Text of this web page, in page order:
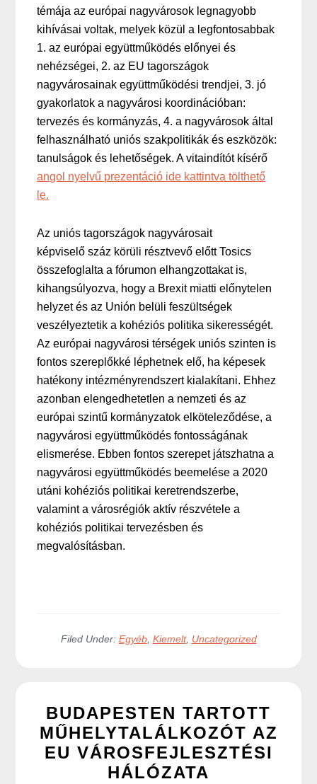
témája az európai nagyvárosok legnagyobb
kihívásai voltak, melyek közül a legfontosabbak
1. az európai együttműködés előnyei és
nehézségei, 2. az EU tagországok
nagyvárosainak együttműködési trendjei, 3. jó
gyakorlatok a nagyvárosi koordinációban:
tervezés és kormányzás, 4. a nagyvárosok által
felhasználható uniós szakpolitikák és eszközök:
tanulságok és lehetőségek. A vitaindítót kísérő
angol nyelvű prezentáció ide kattintva tölthető
le.
Az uniós tagországok nagyvárosait
képviselő száz körüli résztvevő előtt Tosics
összefoglalta a fórumon elhangzottakat is,
kihangsúlyozva, hogy a Brexit miatti előnytelen
helyzet és az Unión belüli feszültségek
veszélyeztetik a kohéziós politika sikerességét.
Az európai nagyvárosi térségek uniós szinten is
fontos szereplőkké léphetnek elő, ha képesek
hatékony intézményrendszert kialakítani. Ehhez
azonban elengedhetetlen a nemzeti és az
európai szintű kormányzatok elköteleződése, a
nagyvárosi együttműködés fontosságának
elismerése. Ebben fontos szerepet játszhatna a
nagyvárosi együttműködés beemelése a 2020
utáni kohéziós politikai keretrendszerbe,
valamint a városrégiók aktív részvétele a
kohéziós politikai tervezésben és
megvalósításban.
Filed Under: Egyéb, Kiemelt, Uncategorized
BUDAPESTEN TARTOTT
MŰHELYTALÁLKOZÓT AZ
EU VÁROSFEJLESZTÉSI
HÁLÓZATA